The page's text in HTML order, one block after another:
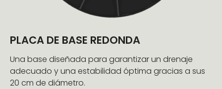
PLACA DE BASE REDONDA
Una base diseñada para garantizar un drenaje
adecuado y una estabilidad óptima gracias a sus
20 cm de diámetro.